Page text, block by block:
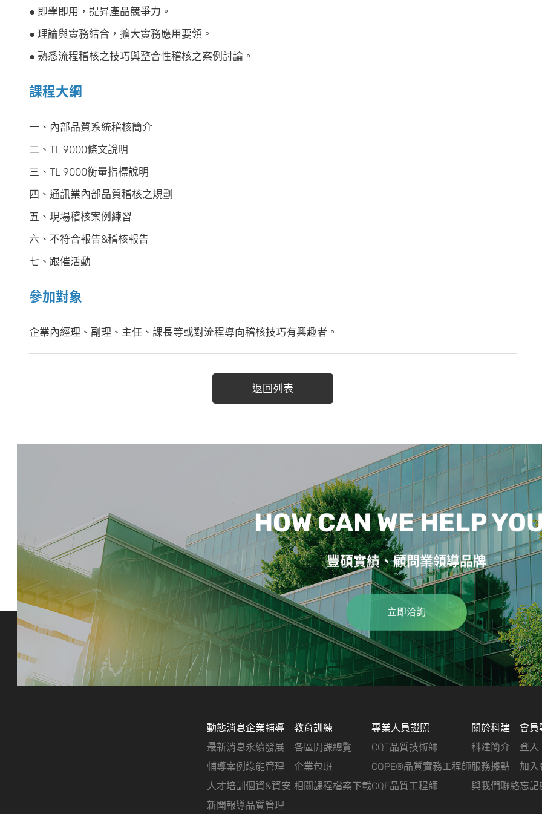
● 即學即用，提昇產品競爭力。
● 理論與實務結合，擴大實務應用要領。
● 熟悉流程稽核之技巧與整合性稽核之案例討論。
課程大綱
一、內部品質系統稽核簡介
二、TL 9000條文說明
三、TL 9000衡量指標說明
四、通訊業內部品質稽核之規劃
五、現場稽核案例練習
六、不符合報告&稽核報告
七、跟催活動
參加對象
企業內經理、副理、主任、課長等或對流程導向稽核技巧有興趣者。
返回列表
HOW CAN WE HELP
豐碩實績、顧問業領導品牌
立即洽詢
動態消息
最新消息
輔導案例
人才培訓
新聞報導
企業輔導
永續發展
綠能管理
個資&資安
品質管理
教育訓練
各區開課總覽
企業包班
相關課程檔案下載
專業人員證照
CQT品質技術師
CQPE®品質實務工程師
CQE品質工程師
關於科建
科建簡介
服務據點
與我們聯絡
會員
登入
加入
忘記